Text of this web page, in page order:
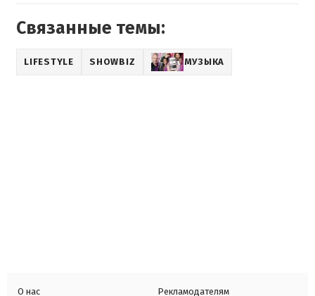
Связанные темы:
LIFESTYLE SHOWBIZ МУЗЫКА
О нас
Рекламодателям